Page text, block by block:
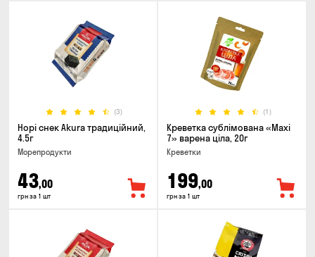
(3)
Норі снек Akura традиційний,
4.5г
Морепродукти
43,00
грн за 1 шт
(1)
Креветка сублімована «Maxi
7» варена ціла, 20г
Креветки
199,00
грн за 1 шт